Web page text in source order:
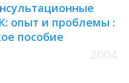
опыт и проблемы :
пособие